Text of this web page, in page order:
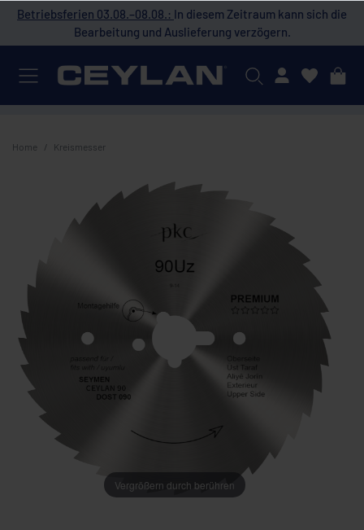
Betriebsferien 03.08.–08.08.: In diesem Zeitraum kann sich die
Bearbeitung und Auslieferung verzögern.
Mein Konto
Home Kreismesser
Vergrößern durch berühren